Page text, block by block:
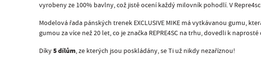
vyrobeny ze 100% bavlny, což jistě ocení každý milovník pohodlí. V
Modelová řada pánských trenek EXCLUSIVE MIKE má vytkávanou gumu,
gumou za více než 20 let, co je značka REPRE4SC na trhu, dovedli k
Díky5 dílům, ze kterých jsou poskládány, se Ti už nikdy nezaříznou!